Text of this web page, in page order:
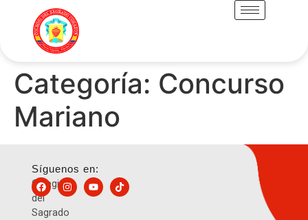
Categoría: Concurso
Mariano
Colegio
del
Sagrado
Síguenos en: